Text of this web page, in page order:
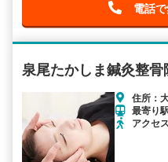
電話
泉尾たかしま鍼灸整骨
住所：
最寄り
アクセ